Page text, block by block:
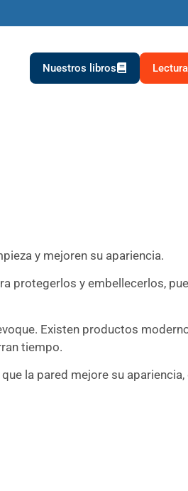
Nuestros libros
y mejoren su apariencia.
protegerlos y embellecerlos,
Existen productos
tiempo.
la pared mejore su apariencia,